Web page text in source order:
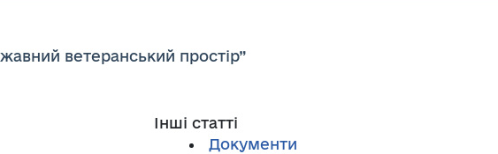
ветеранський простір”
Інші статті
Документи